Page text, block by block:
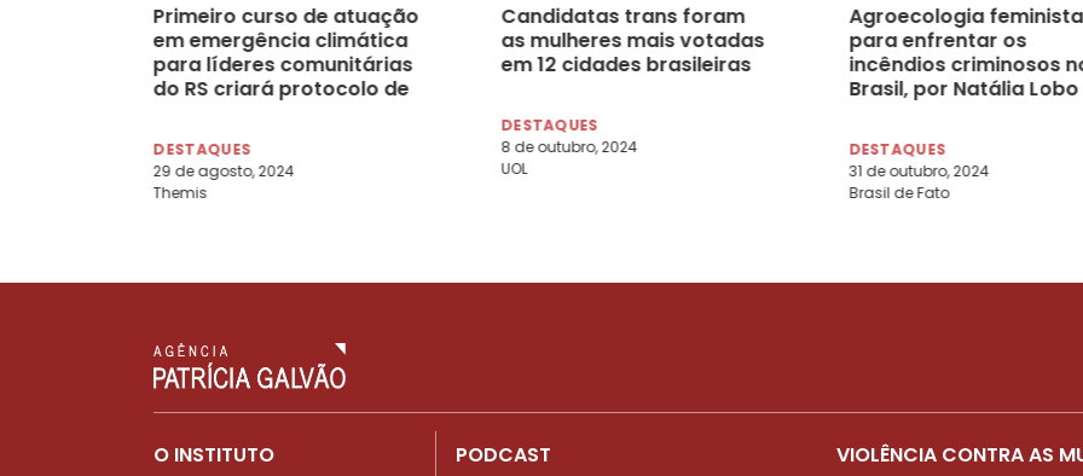
Primeiro curso de atuação
em emergência climática
para líderes comunitárias
do RS criará protocolo de
DESTAQUES
29 de agosto, 2024
Themis
Candidatas trans foram
as mulheres mais votadas
em 12 cidades brasileiras
DESTAQUES
8 de outubro, 2024
UOL
Agroecologia feminista
para enfrentar os
incêndios criminosos
Brasil, por Natália Lobo
DESTAQUES
31 de outubro, 2024
Brasil de Fato
O INSTITUTO
PODCAST
VIOLÊNCIA CONTRA AS